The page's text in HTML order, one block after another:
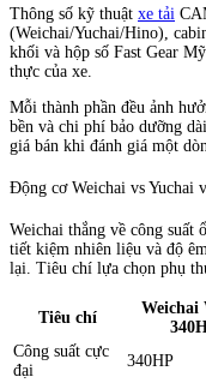
Thông số kỹ thuật xe tải
(Weichai/Yuchai/Hino),
khối và hộp số Fast Gear
thực của xe.
Mỗi thành phần đều ảnh
bền và chi phí bảo dưỡng
giá bán khi đánh giá một
Động cơ Weichai vs Yuchai
Weichai thắng về công suất
tiết kiệm nhiên liệu và độ
lại. Tiêu chí lựa chọn phụ
Tiêu chí
Weichai
Công suất cực
đại
340HP